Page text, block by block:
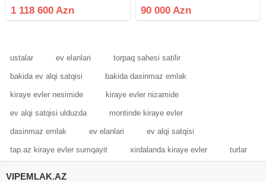
QİYMƏTƏ SATILIR.! Dəniz və
şəhər panoramasına açılan unikal
1 118 600 Azn
KOMPLEKSİ DUZ GÖLÜ İLƏ
ÜZBƏÜZ YERLƏŞƏN ABŞERON
90 000 Azn
ustalar ev elanlari torpaq sahesi satilir
bakida ev alqi satqisi bakida dasinmaz emlak
kiraye evler nesimide kiraye evler nizamide
ev alqi satqisi ulduzda montinde kiraye evler
dasinmaz emlak ev elanlari ev alqi satqisi
tap.az kiraye evler sumqayit xirdalanda kiraye evler turlar
VIPEMLAK.AZ